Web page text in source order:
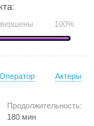
100%
Оператор Актеры
Продолжительность:
180 мин